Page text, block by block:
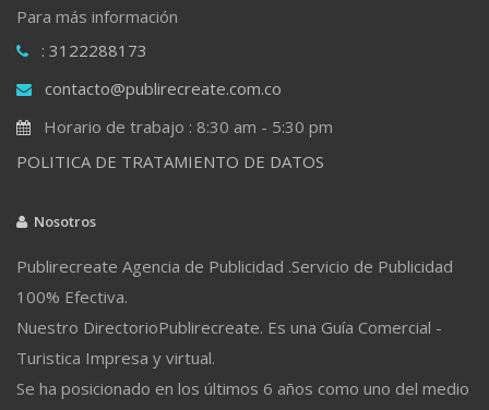
Para más información
: 3122288173
contacto@publirecreate.com.co
Horario de trabajo : 8:30 am - 5:30 pm
POLITICA DE TRATAMIENTO DE DATOS
Nosotros
Publirecreate Agencia de Publicidad .Servicio de Publicidad
100% Efectiva.
Nuestro DirectorioPublirecreate. Es una Guía Comercial -
Turistica Impresa y virtual.
Se ha posicionado en los últimos 6 años como uno del medio